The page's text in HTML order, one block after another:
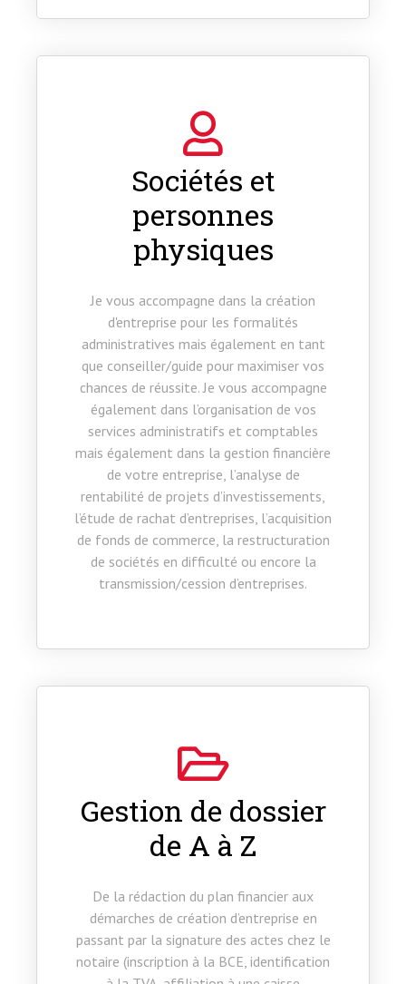
Sociétés et
personnes
physiques
Je vous accompagne dans la création
d'entreprise pour les formalités
administratives mais également en tant
que conseiller/guide pour maximiser vos
chances de réussite. Je vous accompagne
également dans l’organisation de vos
services administratifs et comptables
mais également dans la gestion financière
de votre entreprise, l’analyse de
rentabilité de projets d’investissements,
l’étude de rachat d’entreprises, l’acquisition
de fonds de commerce, la restructuration
de sociétés en difficulté ou encore la
transmission/cession d’entreprises.
Gestion de dossier
de A à Z
De la rédaction du plan financier aux
démarches de création d’entreprise en
passant par la signature des actes chez le
notaire (inscription à la BCE, identification